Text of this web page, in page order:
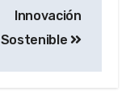
Innovación
Sostenible